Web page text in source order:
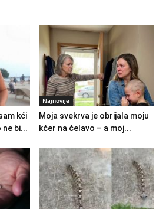
kći
ne bi...
Najnovije
Moja svekrva je obrijala moju
kćer na ćelavo – a moj...